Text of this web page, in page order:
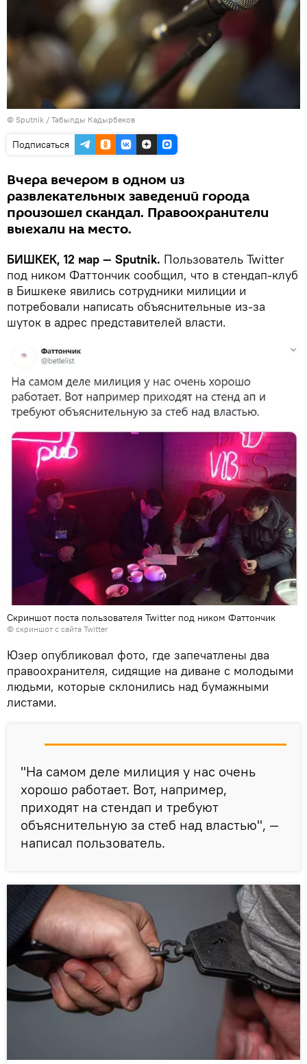
© Sputnik / Табылды Кадырбеков
Подписаться
Вчера вечером в одном из
развлекательных заведений города
произошел скандал. Правоохранители
выехали на место.
БИШКЕК, 12 мар — Sputnik. Пользователь Twitter
под ником Фаттончик сообщил, что в стендап-клуб
в Бишкеке явились сотрудники милиции и
потребовали написать объяснительные из-за
шуток в адрес представителей власти.
Скриншот поста пользователя Twitter под ником Фаттончик
© скриншот с сайта Twitter
Юзер опубликовал фото, где запечатлены два
правоохранителя, сидящие на диване с молодыми
людьми, которые склонились над бумажными
листами.
"На самом деле милиция у нас очень
хорошо работает. Вот, например,
приходят на стендап и требуют
объяснительную за стеб над властью", —
написал пользователь.